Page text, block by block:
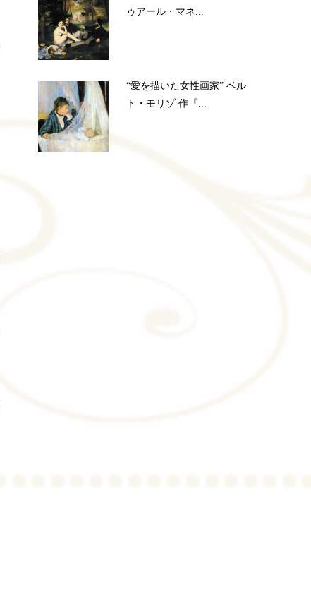
ゥアール・マネ...
“愛を描いた女性画家” ベル
ト・モリゾ 作『...